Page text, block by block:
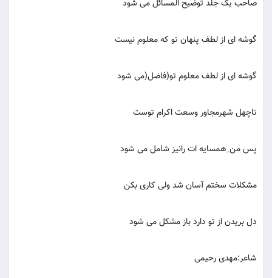
صاحب یک جلد توضیح المسائل می شود
گوشه ای از لطف پنهان تو که معلوم نیست
گوشه ای از لطف معلوم تو(فاضل(می شود
تاچهل شهرمجاور وسعت اکرام توست
پس من ِهمسایه ات رانیز شامل می شود
مشکلات سختم آسان شد ولی کاری بکن
دل بریدن از تو دارد باز مشکل می شود
شاعر:مهدی رحیمی